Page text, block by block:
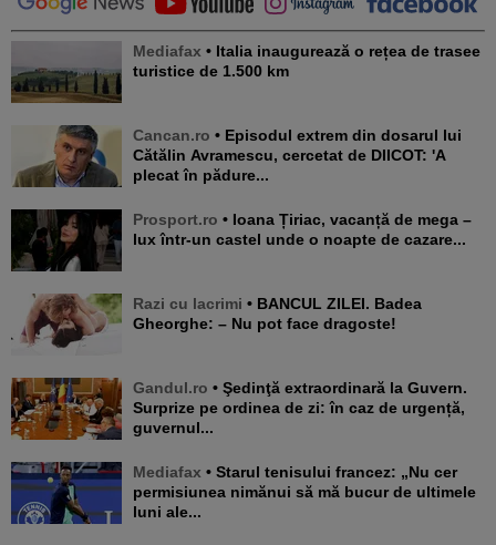
Mediafax • Italia inaugurează o rețea de trasee
turistice de 1.500 km
Cancan.ro • Episodul extrem din dosarul lui
Cătălin Avramescu, cercetat de DIICOT: 'A
plecat în pădure...
Prosport.ro • Ioana Țiriac, vacanță de mega –
lux într-un castel unde o noapte de cazare...
Razi cu lacrimi • BANCUL ZILEI. Badea
Gheorghe: – Nu pot face dragoste!
Gandul.ro • Şedinţă extraordinară la Guvern.
Surprize pe ordinea de zi: în caz de urgență,
guvernul...
Mediafax • Starul tenisului francez: „Nu cer
permisiunea nimănui să mă bucur de ultimele
luni ale...